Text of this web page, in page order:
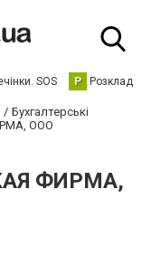
SOS Р Розклад
Бухгалтерські
ООО
ФИРМА,